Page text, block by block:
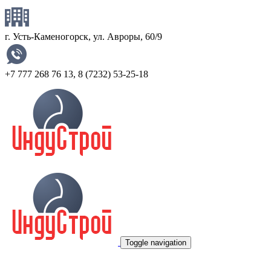
г. Усть-Каменогорск, ул. Авроры, 60/9
+7 777 268 76 13, 8 (7232) 53-25-18
Toggle navigation